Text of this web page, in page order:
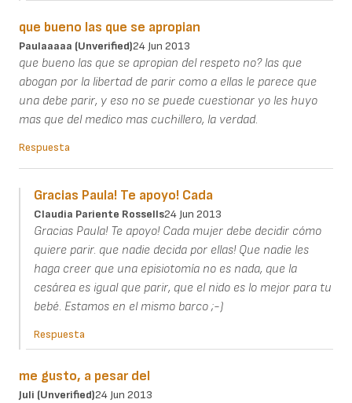
que bueno las que se apropian
Paulaaaaa (unverified)24 Jun 2013
que bueno las que se apropian del respeto no? las que
abogan por la libertad de parir como a ellas le parece que
una debe parir, y eso no se puede cuestionar yo les huyo
mas que del medico mas cuchillero, la verdad.
Respuesta
Gracias Paula! Te apoyo! Cada
Claudia Pariente Rossells24 Jun 2013
Gracias Paula! Te apoyo! Cada mujer debe decidir cómo
quiere parir. que nadie decida por ellas! Que nadie les
haga creer que una episiotomía no es nada, que la
cesárea es igual que parir, que el nido es lo mejor para tu
bebé. Estamos en el mismo barco ;-)
Respuesta
me gusto, a pesar del
Juli (unverified)24 Jun 2013